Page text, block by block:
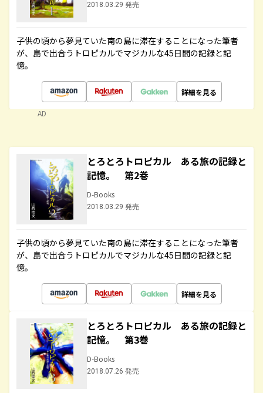
2018.03.29 発売
子供の頃から夢見ていた南の島に滞在することになった筆者
が、島で出合うトロピカルでマジカルな45日間の記録と記
憶。
詳細を見る
AD
とろとろトロピカル ある旅の記録と
記憶。 第2巻
D-Books
2018.03.29 発売
子供の頃から夢見ていた南の島に滞在することになった筆者
が、島で出合うトロピカルでマジカルな45日間の記録と記
憶。
詳細を見る
とろとろトロピカル ある旅の記録と
記憶。 第3巻
D-Books
2018.07.26 発売